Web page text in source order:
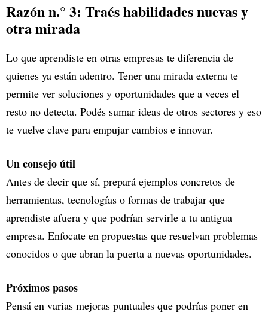
Razón n.° 3: Traés habilidades nuevas y
otra mirada
Lo que aprendiste en otras empresas te diferencia de
quienes ya están adentro. Tener una mirada externa te
permite ver soluciones y oportunidades que a veces el
resto no detecta. Podés sumar ideas de otros sectores y eso
te vuelve clave para empujar cambios e innovar.
Un consejo útil
Antes de decir que sí, prepará ejemplos concretos de
herramientas, tecnologías o formas de trabajar que
aprendiste afuera y que podrían servirle a tu antigua
empresa. Enfocate en propuestas que resuelvan problemas
conocidos o que abran la puerta a nuevas oportunidades.
Próximos pasos
Pensá en varias mejoras puntuales que podrías poner en